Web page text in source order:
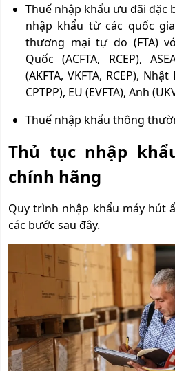
Thuế nhập khẩu ưu đãi đặc
nhập khẩu từ các quốc
thương mại tự do (FTA)
Quốc (ACFTA, RCEP),
(AKFTA, VKFTA, RCEP), Nhật
CPTPP), EU (EVFTA), Anh
Thuế nhập khẩu thông
Thủ tục nhập
chính hãng
Quy trình nhập khẩu máy hút
các bước sau đây.